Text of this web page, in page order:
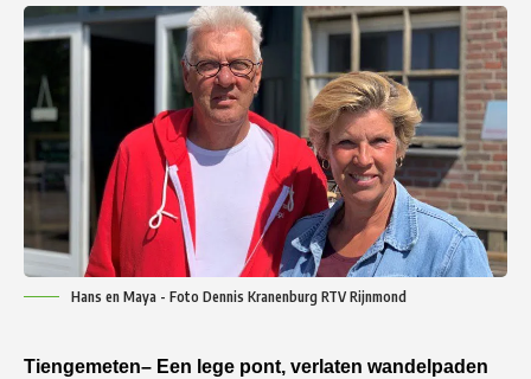
Hans en Maya - Foto Dennis Kranenburg RTV Rijnmond
Tiengemeten– Een lege pont, verlaten wandelpaden